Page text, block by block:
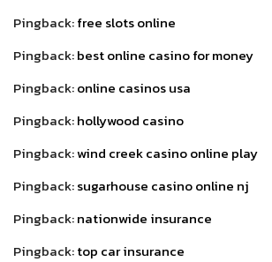
Pingback:free slots online
Pingback:best online casino for money
Pingback:online casinos usa
Pingback:hollywood casino
Pingback:wind creek casino online play
Pingback:sugarhouse casino online nj
Pingback:nationwide insurance
Pingback:top car insurance